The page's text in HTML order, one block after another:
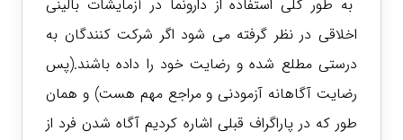
به طور کلی استفاده از دارونما در آزمایشات بالینی
اخلاقی در نظر گرفته می شود اگر شرکت کنندگان به
درستی مطلع شده و رضایت خود را داده باشند.(پس
رضایت آگاهانه آزمودنی و مراجع مهم هست) و همان
طور که در پاراگراف قبلی اشاره کردیم آگاه شدن فرد از